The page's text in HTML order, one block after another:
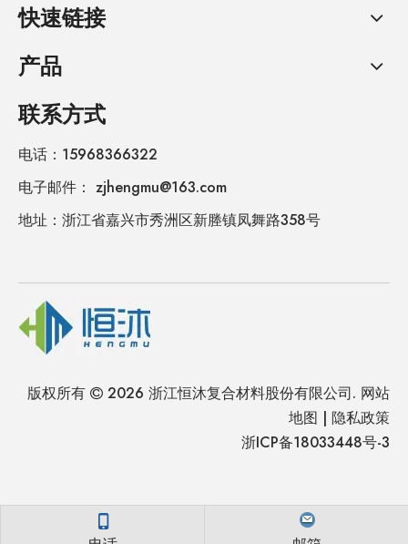
快速链接
产品
联系方式
电话：15968366322
电子邮件： zjhengmu@163.com
地址：浙江省嘉兴市秀洲区新塍镇凤舞路358号
版权所有  2026 浙江恒沐复合材料股份有限公司. 网站
地图 | 隐私政策
浙ICP备18033448号-3